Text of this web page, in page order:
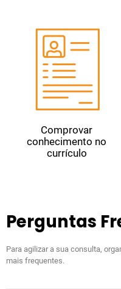
Comprovar
conhecimento no
currículo
Perguntas
Para agilizar a sua consulta,
mais frequentes.